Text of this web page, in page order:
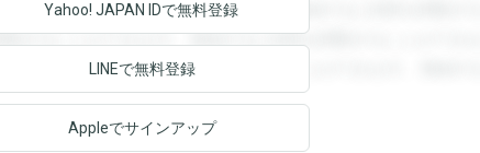
ると回答を閲覧することができます。登録すると回答を閲覧する
覧することができます。登録すると回答を閲覧することができま
できます。登録すると回答を閲覧することができます。登録する
Yahoo! JAPAN IDで無料登録
LINEで無料登録
Appleでサインアップ